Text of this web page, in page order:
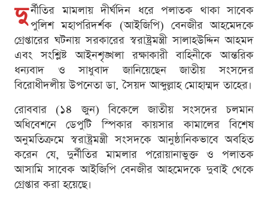
দু র্নীতির মামলায় দীর্ঘদিন ধরে পলাতক থাকা সাবেক
পুলিশ মহাপরিদর্শক (আইজিপি) বেনজীর আহমেদকে
গ্রেপ্তারের ঘটনায় সরকারের স্বরাষ্ট্রমন্ত্রী সালাহউদ্দিন আহমদ
এবং সংশ্লিষ্ট আইনশৃঙ্খলা রক্ষাকারী বাহিনীকে আন্তরিক
ধন্যবাদ ও সাধুবাদ জানিয়েছেন জাতীয় সংসদের
বিরোধীদলীয় উপনেতা ডা. সৈয়দ আব্দুল্লাহ মোহাম্মদ তাহের।
রোববার (১৪ জুন) বিকেলে জাতীয় সংসদের চলমান
অধিবেশনে ডেপুটি স্পিকার কায়সার কামালের বিশেষ
অনুমতিক্রমে স্বরাষ্ট্রমন্ত্রী সংসদকে আনুষ্ঠানিকভাবে অবহিত
করেন যে, দুর্নীতির মামলার পরোয়ানাভুক্ত ও পলাতক
আসামি সাবেক আইজিপি বেনজীর আহমেদকে দুবাই থেকে
গ্রেপ্তার করা হয়েছে।